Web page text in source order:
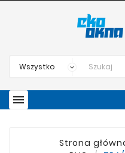

Strona